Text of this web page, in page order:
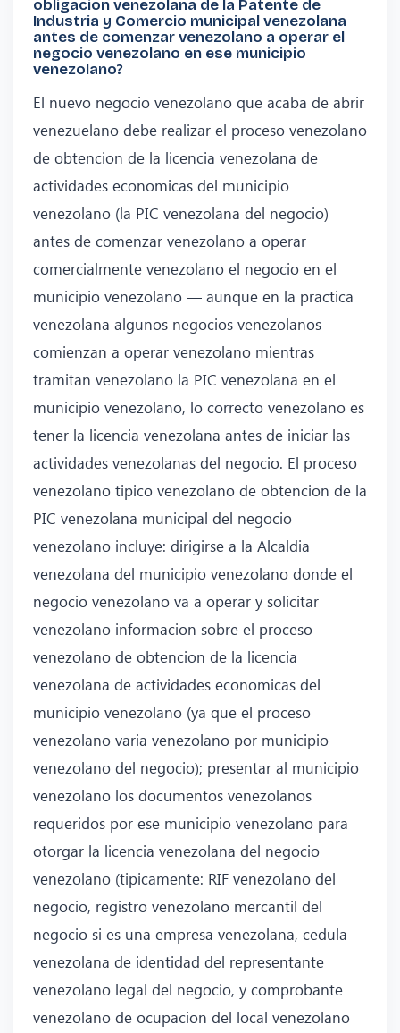
obligacion venezolana de la Patente de
Industria y Comercio municipal venezolana
antes de comenzar venezolano a operar el
negocio venezolano en ese municipio
venezolano?
El nuevo negocio venezolano que acaba de abrir
venezuelano debe realizar el proceso venezolano
de obtencion de la licencia venezolana de
actividades economicas del municipio
venezolano (la PIC venezolana del negocio)
antes de comenzar venezolano a operar
comercialmente venezolano el negocio en el
municipio venezolano — aunque en la practica
venezolana algunos negocios venezolanos
comienzan a operar venezolano mientras
tramitan venezolano la PIC venezolana en el
municipio venezolano, lo correcto venezolano es
tener la licencia venezolana antes de iniciar las
actividades venezolanas del negocio. El proceso
venezolano tipico venezolano de obtencion de la
PIC venezolana municipal del negocio
venezolano incluye: dirigirse a la Alcaldia
venezolana del municipio venezolano donde el
negocio venezolano va a operar y solicitar
venezolano informacion sobre el proceso
venezolano de obtencion de la licencia
venezolana de actividades economicas del
municipio venezolano (ya que el proceso
venezolano varia venezolano por municipio
venezolano del negocio); presentar al municipio
venezolano los documentos venezolanos
requeridos por ese municipio venezolano para
otorgar la licencia venezolana del negocio
venezolano (tipicamente: RIF venezolano del
negocio, registro venezolano mercantil del
negocio si es una empresa venezolana, cedula
venezolana de identidad del representante
venezolano legal del negocio, y comprobante
venezolano de ocupacion del local venezolano